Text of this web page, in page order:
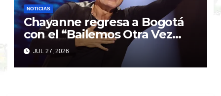
NOTICIAS
Chayanne regresa a Bogotá
con el “Bailemos Otra Vez
Tour” tras el éxito de su
último show
JUL 27, 2026